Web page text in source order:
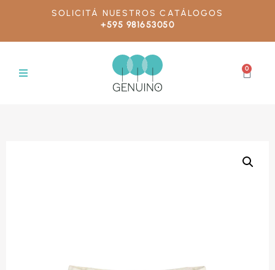
SOLICITÁ NUESTROS CATÁLOGOS
+595 981653050
0